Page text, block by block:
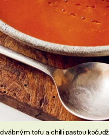
tofu a chilli pastou